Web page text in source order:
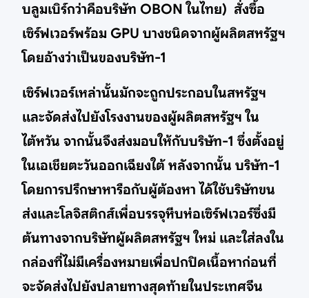
บลูมเบิร์กว่าคือบริษัท OBON ในไทย) สั่งซื้อ
เซิร์ฟเวอร์พร้อม GPU บางชนิดจากผู้ผลิตสหรัฐฯ
โดยอ้างว่าเป็นของบริษัท-1
เซิร์ฟเวอร์เหล่านั้นมักจะถูกประกอบในสหรัฐฯ
และจัดส่งไปยังโรงงานของผู้ผลิตสหรัฐฯ ใน
ไต้หวัน จากนั้นจึงส่งมอบให้กับบริษัท-1 ซึ่งตั้งอยู่
ในเอเชียตะวันออกเฉียงใต้ หลังจากนั้น บริษัท-1
โดยการปรึกษาหารือกับผู้ต้องหา ได้ใช้บริษัทขน
ส่งและโลจิสติกส์เพื่อบรรจุหีบห่อเซิร์ฟเวอร์ซึ่งมี
ต้นทางจากบริษัทผู้ผลิตสหรัฐฯ ใหม่ และใส่ลงใน
กล่องที่ไม่มีเครื่องหมายเพื่อปกปิดเนื้อหาก่อนที่
จะจัดส่งไปยังปลายทางสุดท้ายในประเทศจีน